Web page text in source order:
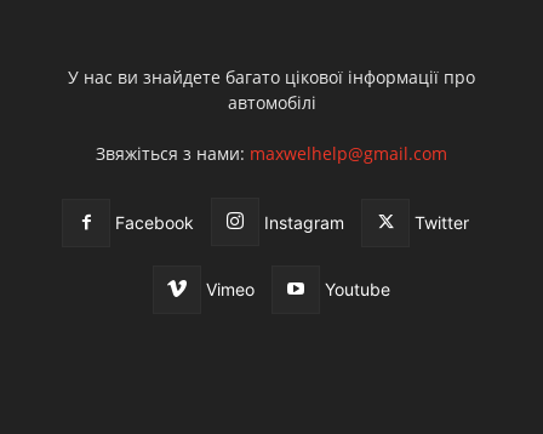
У нас ви знайдете багато цікової інформації про
автомобілі
Звяжіться з нами: maxwelhelp@gmail.com
Facebook Instagram Twitter
Vimeo Youtube